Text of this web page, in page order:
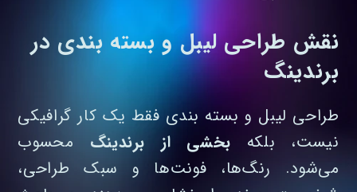
نقش طراحی لیبل و بسته بندی در
برندینگ
طراحی لیبل و بسته‌ بندی فقط یک کار گرافیکی
نیست، بلکه بخشی از برندینگ محسوب
می‌شود. رنگ‌ها، فونت‌ها و سبک طراحی،